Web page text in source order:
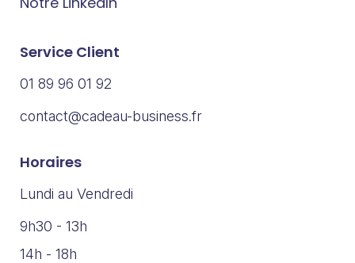
Service Client
01 89 96 01 92
contact@cadeau-business.fr
Horaires
Lundi au Vendredi
9h30 - 13h
14h - 18h